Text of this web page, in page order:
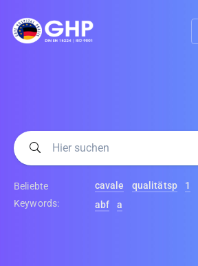
Beliebte
Keywords:
cavale qualitätsp 1
abf
a